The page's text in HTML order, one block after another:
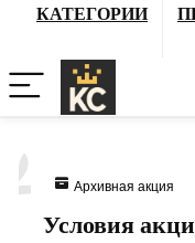
КАТЕГОРИИ
Архивная акция
Условия